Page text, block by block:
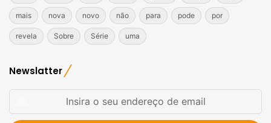
mais nova novo não para pode por
revela Sobre Série uma
Newslatter
seu